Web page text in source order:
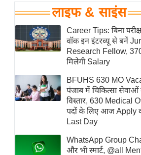
घरेलू नुस्खे
पर्यटन स्थल
फिटनेस मंत्रा
रिलेशनशिप
विश्लेषण
समसामयिक
मातृभूमि
स्तंभ
एम.
लाइफ & साइंस
Career Tips: बिना
वॉक इन इंटरव्यू से बनें
Research Fellow,
मिलेगी Salary
BFUHS 630 MO
पंजाब में चिकित्सा सेवाओं
विस्तार, 630 Medical
पदों के लिए आज Apply
Last Day
WhatsApp Group
और भी स्मार्ट, @all